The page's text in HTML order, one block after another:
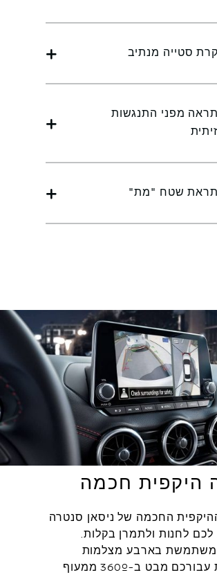
סטייה מנתיב
מפני התנגשות
שטח "מת"
היקפית חכמה
החכמה של ניסאן סנטרה
לחנות ולתמרן בקלות.
בארבע מצלמות
המספקות עבורכם מבט ב-360º ממעוף